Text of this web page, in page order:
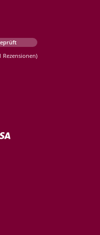
Rezensionen)